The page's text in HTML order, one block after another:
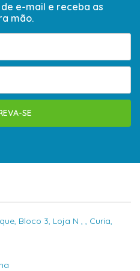
e-mail e receba as
mão.
SE
Bloco 3, Loja N , , Curia,